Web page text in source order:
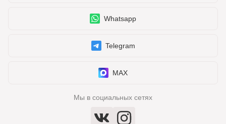
Whatsapp
Telegram
MAX
Мы в социальных сетях